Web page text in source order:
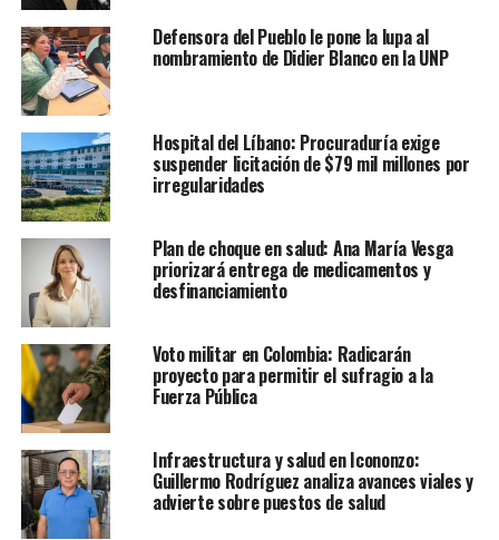
Defensora del Pueblo le pone la lupa al
nombramiento de Didier Blanco en la UNP
Hospital del Líbano: Procuraduría exige
suspender licitación de $79 mil millones por
irregularidades
Plan de choque en salud: Ana María Vesga
priorizará entrega de medicamentos y
desfinanciamiento
Voto militar en Colombia: Radicarán
proyecto para permitir el sufragio a la
Fuerza Pública
Infraestructura y salud en Icononzo:
Guillermo Rodríguez analiza avances viales y
advierte sobre puestos de salud